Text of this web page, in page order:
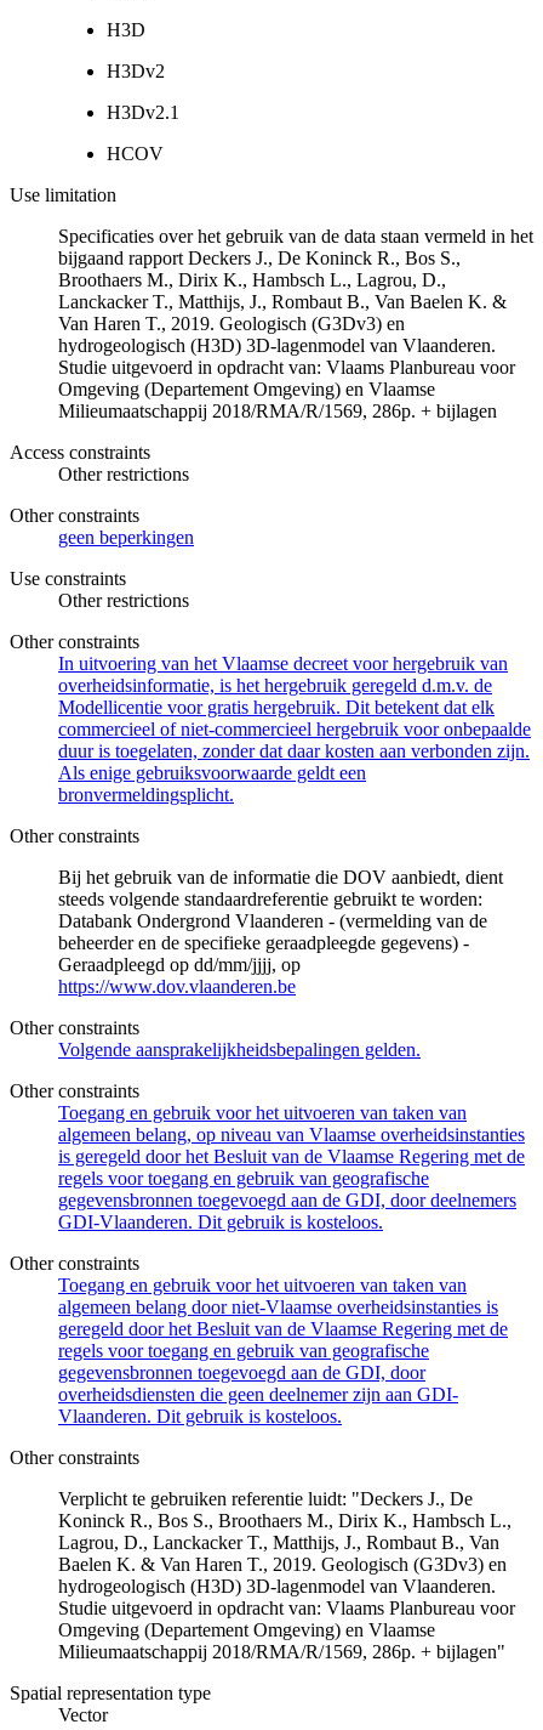
H3D
H3Dv2
H3Dv2.1
HCOV
Use limitation
Specificaties over het gebruik van de data staan vermeld in het
bijgaand rapport Deckers J., De Koninck R., Bos S.,
Broothaers M., Dirix K., Hambsch L., Lagrou, D.,
Lanckacker T., Matthijs, J., Rombaut B., Van Baelen K. &
Van Haren T., 2019. Geologisch (G3Dv3) en
hydrogeologisch (H3D) 3D-lagenmodel van Vlaanderen.
Studie uitgevoerd in opdracht van: Vlaams Planbureau voor
Omgeving (Departement Omgeving) en Vlaamse
Milieumaatschappij 2018/RMA/R/1569, 286p. + bijlagen
Access constraints
Other restrictions
Other constraints
geen beperkingen
Use constraints
Other restrictions
Other constraints
In uitvoering van het Vlaamse decreet voor hergebruik van
overheidsinformatie, is het hergebruik geregeld d.m.v. de
Modellicentie voor gratis hergebruik. Dit betekent dat elk
commercieel of niet-commercieel hergebruik voor onbepaalde
duur is toegelaten, zonder dat daar kosten aan verbonden zijn.
Als enige gebruiksvoorwaarde geldt een
bronvermeldingsplicht.
Other constraints
Bij het gebruik van de informatie die DOV aanbiedt, dient
steeds volgende standaardreferentie gebruikt te worden:
Databank Ondergrond Vlaanderen - (vermelding van de
beheerder en de specifieke geraadpleegde gegevens) -
Geraadpleegd op dd/mm/jjjj, op
https://www.dov.vlaanderen.be
Other constraints
Volgende aansprakelijkheidsbepalingen gelden.
Other constraints
Toegang en gebruik voor het uitvoeren van taken van
algemeen belang, op niveau van Vlaamse overheidsinstanties
is geregeld door het Besluit van de Vlaamse Regering met de
regels voor toegang en gebruik van geografische
gegevensbronnen toegevoegd aan de GDI, door deelnemers
GDI-Vlaanderen. Dit gebruik is kosteloos.
Other constraints
Toegang en gebruik voor het uitvoeren van taken van
algemeen belang door niet-Vlaamse overheidsinstanties is
geregeld door het Besluit van de Vlaamse Regering met de
regels voor toegang en gebruik van geografische
gegevensbronnen toegevoegd aan de GDI, door
overheidsdiensten die geen deelnemer zijn aan GDI-
Vlaanderen. Dit gebruik is kosteloos.
Other constraints
Verplicht te gebruiken referentie luidt: "Deckers J., De
Koninck R., Bos S., Broothaers M., Dirix K., Hambsch L.,
Lagrou, D., Lanckacker T., Matthijs, J., Rombaut B., Van
Baelen K. & Van Haren T., 2019. Geologisch (G3Dv3) en
hydrogeologisch (H3D) 3D-lagenmodel van Vlaanderen.
Studie uitgevoerd in opdracht van: Vlaams Planbureau voor
Omgeving (Departement Omgeving) en Vlaamse
Milieumaatschappij 2018/RMA/R/1569, 286p. + bijlagen"
Spatial representation type
Vector